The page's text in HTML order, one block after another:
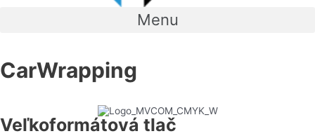
Menu
CarWrapping
Veľkoformátová tlač